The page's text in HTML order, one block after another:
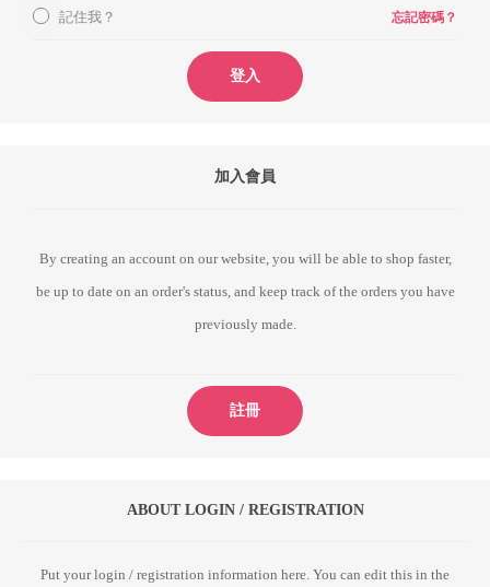
記住我？ 忘記密碼？
登入
加入會員
By creating an account on our website, you will be able to shop faster,
be up to date on an order's status, and keep track of the orders you have
previously made.
註冊
ABOUT LOGIN / REGISTRATION
Put your login / registration information here. You can edit this in the